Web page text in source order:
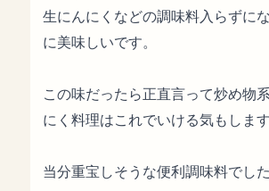
生にんにくなどの調味料入らずに
に美味しいです。
この味だったら正直言って炒め物
にく料理はこれでいける気もします
当分重宝しそうな便利調味料でした